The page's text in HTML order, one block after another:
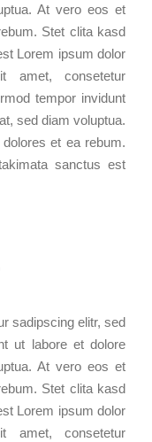
At vero eos et
Stet clita kasd
Lorem ipsum dolor
amet, consetetur
tempor invidunt
sed diam voluptua.
et ea rebum.
sanctus est
sadipscing elitr, sed
ut labore et dolore
At vero eos et
Stet clita kasd
Lorem ipsum dolor
amet, consetetur